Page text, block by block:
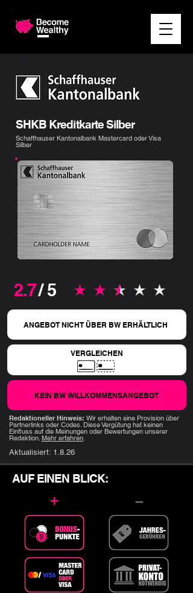
SHKB Kreditkarte Silber
Schaffhauser Kantonalbank Mastercard oder Visa
Silber
2.7/ 5 durchschnittliches Rating ist 2.7 von
ANGEBOT NICHT ÜBER BW ERHÄLTLICH
VERGLEICHEN
KEIN BW WILLKOMMENSANGEBOT
Redaktioneller Hinweis: Wir erhalten eine Provision über
Partnerlinks oder Codes. Diese Vergütung hat keinen
Einfluss auf die Meinungen oder Bewertungen unserer
Redaktion. Mehr erfahren.
1.8.26
Aktualisiert:
AUF EINEN BLICK:
+ –